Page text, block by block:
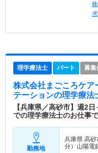
理学療法士 パート 募集
株式会社まごころケア
テーションの理学療法
【兵庫県／高砂市】週2
での理学療法士のお仕事
勤務地
兵庫県 高砂
分）山陽電